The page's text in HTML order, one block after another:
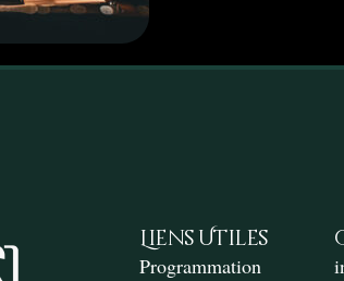
Liens Utiles
Programmation